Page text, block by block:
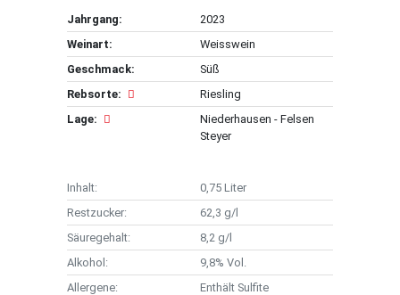
Jahrgang:
2023
Weinart:
Weisswein
Geschmack:
Süß
Rebsorte:
Riesling
Lage:
Niederhausen - Felsen
Steyer
Inhalt:
0,75 Liter
Restzucker:
62,3 g/l
Säuregehalt:
8,2 g/l
Alkohol:
9,8% Vol.
Allergene:
Enthält Sulfite